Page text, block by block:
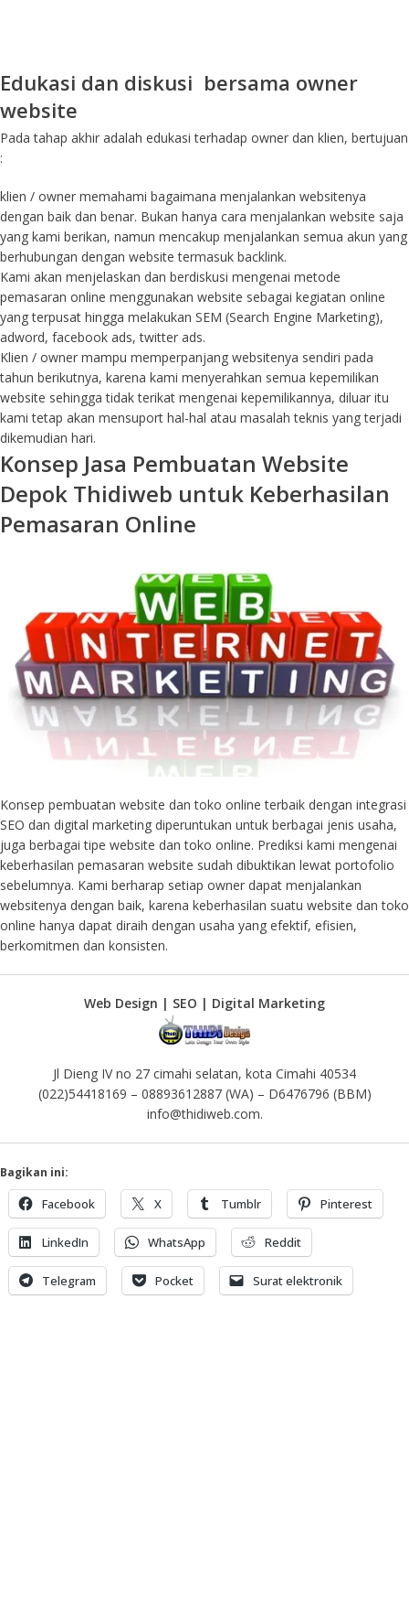
Edukasi dan diskusi bersama owner
website
Pada tahap akhir adalah edukasi terhadap owner dan klien, bertujuan
:
klien / owner memahami bagaimana menjalankan websitenya
dengan baik dan benar. Bukan hanya cara menjalankan website saja
yang kami berikan, namun mencakup menjalankan semua akun yang
berhubungan dengan website termasuk backlink.
Kami akan menjelaskan dan berdiskusi mengenai metode
pemasaran online menggunakan website sebagai kegiatan online
yang terpusat hingga melakukan SEM (Search Engine Marketing),
adword, facebook ads, twitter ads.
Klien / owner mampu memperpanjang websitenya sendiri pada
tahun berikutnya, karena kami menyerahkan semua kepemilikan
website sehingga tidak terikat mengenai kepemilikannya, diluar itu
kami tetap akan mensuport hal-hal atau masalah teknis yang terjadi
dikemudian hari.
Konsep Jasa Pembuatan Website
Depok Thidiweb untuk Keberhasilan
Pemasaran Online
Konsep pembuatan website dan toko online terbaik dengan integrasi
SEO dan digital marketing diperuntukan untuk berbagai jenis usaha,
juga berbagai tipe website dan toko online. Prediksi kami mengenai
keberhasilan pemasaran website sudah dibuktikan lewat portofolio
sebelumnya. Kami berharap setiap owner dapat menjalankan
websitenya dengan baik, karena keberhasilan suatu website dan toko
online hanya dapat diraih dengan usaha yang efektif, efisien,
berkomitmen dan konsisten.
Web Design | SEO | Digital Marketing
Jl Dieng IV no 27 cimahi selatan, kota Cimahi 40534
(022)54418169 – 08893612887 (WA) – D6476796 (BBM)
info@thidiweb.com.
Bagikan ini:
Facebook X Tumblr Pinterest
LinkedIn WhatsApp Reddit
Telegram Pocket Surat elektronik